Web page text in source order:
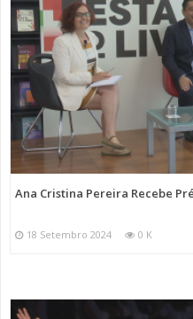
Ana Cristina Pereira Recebe
18 Setembro 2024 0 K